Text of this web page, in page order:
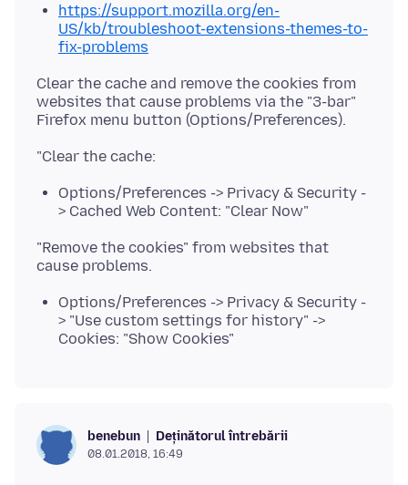
https://support.mozilla.org/en-
US/kb/troubleshoot-extensions-themes-to-
fix-problems
Clear the cache and remove the cookies from
websites that cause problems via the "3-bar"
Options/Preferences -> Privacy & Security -
> Cached Web Content: "Clear Now"
"Remove the cookies" from websites that
Options/Preferences -> Privacy & Security -
> "Use custom settings for history" ->
Cookies: "Show Cookies"
benebun Deținătorul întrebării
08.01.2018, 16:49